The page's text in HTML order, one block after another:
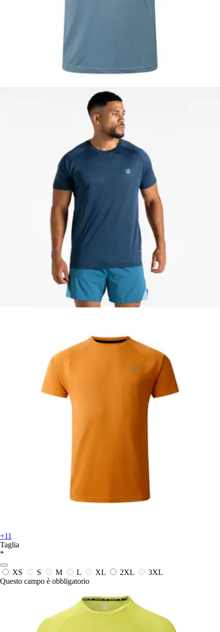
+11
Taglia
*
XS S M L XL 2XL
3XL
Questo campo è obbligatorio